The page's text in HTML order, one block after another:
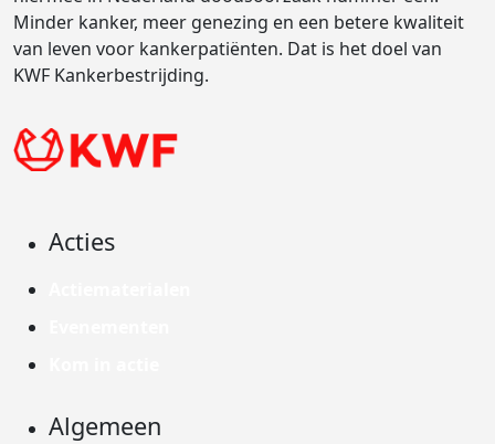
Minder kanker, meer genezing en een betere kwaliteit
van leven voor kankerpatiënten. Dat is het doel van
KWF Kankerbestrijding.
Acties
Algemeen